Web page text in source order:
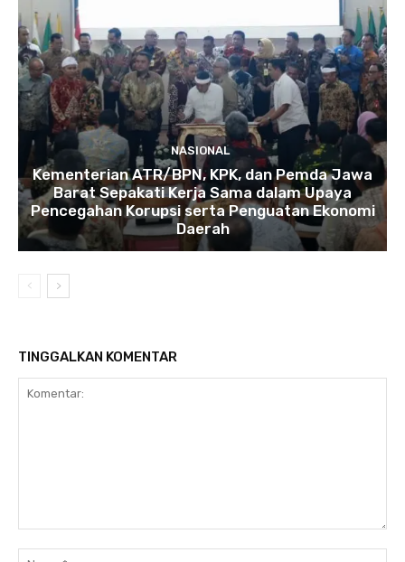
NASIONAL
Kementerian ATR/BPN, KPK, dan Pemda Jawa
Barat Sepakati Kerja Sama dalam Upaya
Pencegahan Korupsi serta Penguatan Ekonomi
Daerah
TINGGALKAN KOMENTAR